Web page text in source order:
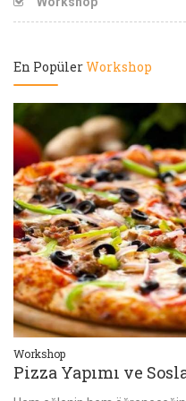
En PopülerWorkshop
Workshop
Cheesecakeler